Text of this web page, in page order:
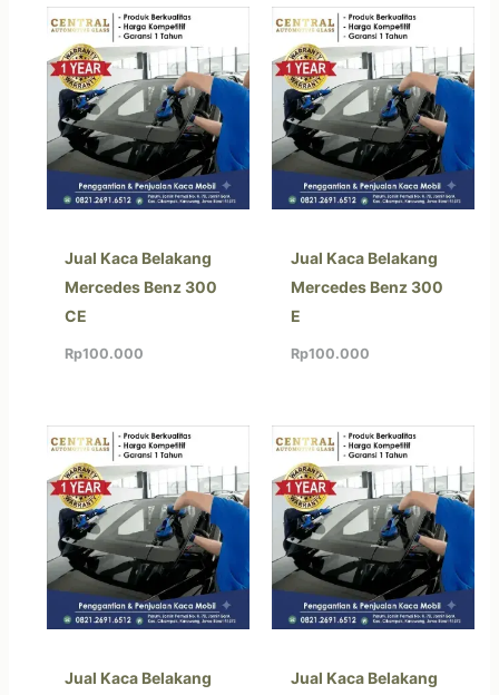
Jual Kaca Belakang
Mercedes Benz 300
CE
Rp100.000
Jual Kaca Belakang
Mercedes Benz 300
E
Rp100.000
Jual Kaca Belakang
Jual Kaca Belakang